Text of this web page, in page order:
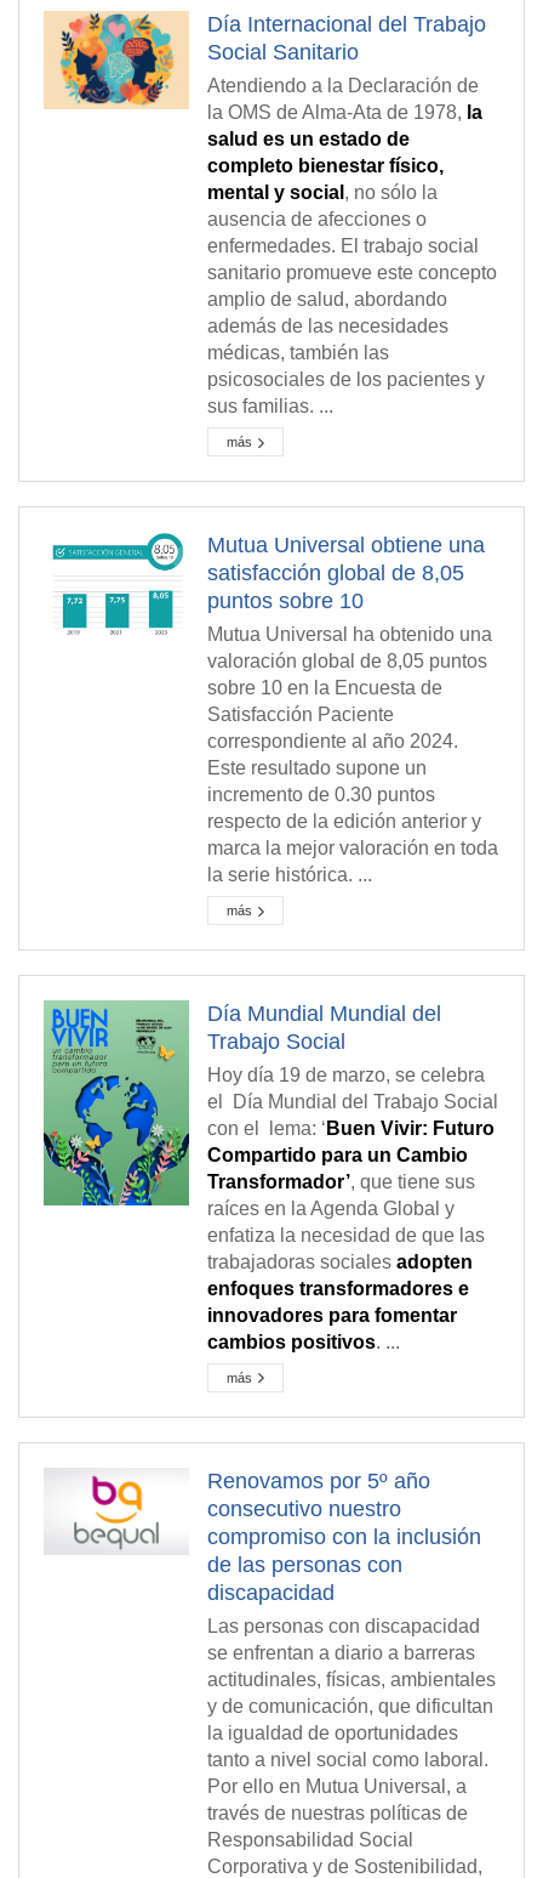
Día Internacional del Trabajo
Social Sanitario
Atendiendo a la Declaración de
la OMS de Alma-Ata de 1978, la
salud es un estado de
completo bienestar físico,
mental y social , no sólo la
ausencia de afecciones o
enfermedades. El trabajo social
sanitario promueve este concepto
amplio de salud, abordando
además de las necesidades
médicas, también las
psicosociales de los pacientes y
sus familias. ...
más
Mutua Universal obtiene una
satisfacción global de 8,05
puntos sobre 10
Mutua Universal ha obtenido una
valoración global de 8,05 puntos
sobre 10 en la Encuesta de
Satisfacción Paciente
correspondiente al año 2024.
Este resultado supone un
incremento de 0.30 puntos
respecto de la edición anterior y
marca la mejor valoración en toda
la serie histórica. ...
más
Día Mundial Mundial del
Trabajo Social
Hoy día 19 de marzo, se celebra
el Día Mundial del Trabajo Social
con el lema: ‘ Buen Vivir: Futuro
Compartido para un Cambio
Transformador’, que tiene sus
raíces en la Agenda Global y
enfatiza la necesidad de que las
trabajadoras socialesadopten
enfoques transformadores e
innovadores para fomentar
cambios positivos. ...
más
Renovamos por 5º año
consecutivo nuestro
compromiso con la inclusión
de las personas con
discapacidad
Las personas con discapacidad
se enfrentan a diario a barreras
actitudinales, físicas, ambientales
y de comunicación, que dificultan
la igualdad de oportunidades
tanto a nivel social como laboral.
Por ello en Mutua Universal, a
través de nuestras políticas de
Responsabilidad Social
Corporativa y de Sostenibilidad,